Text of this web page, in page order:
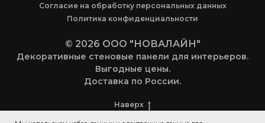
Согласие на обработку персональных данных
Политика конфиденциальности
© 2026 ООО "НОВАЛАЙН"
Декоративные стеновые панели для интерьеров.
Выгодные цены.
Доставка по России.
Наверх